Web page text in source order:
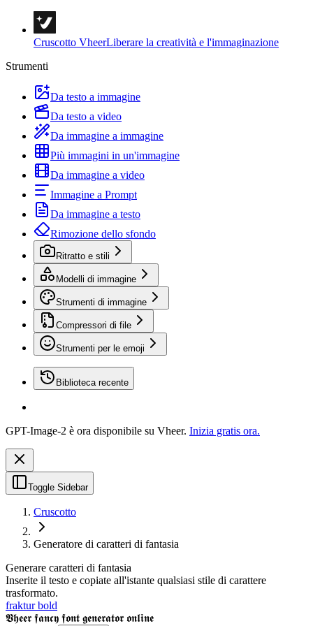
Cruscotto VheerLiberare la creatività e l'immaginazione
Strumenti
Da testo a immagine
Da testo a video
Da immagine a immagine
Più immagini in un'immagine
Da immagine a video
Immagine a Prompt
Da immagine a testo
Rimozione dello sfondo
Ritratto e stili
Modelli di immagine
Strumenti di immagine
Compressori di file
Strumenti per le emoji
Biblioteca recente
GPT-Image-2 è ora disponibile su Vheer. Inizia gratis ora.
Toggle Sidebar
Cruscotto
Generatore di caratteri di fantasia
Generare caratteri di fantasia
Inserite il testo e copiate all'istante qualsiasi stile di carattere
trasformato.
fraktur bold
𝖁𝖍𝖊𝖊𝖗 𝖋𝖆𝖓𝖈𝖞 𝖋𝖔𝖓𝖙 𝖌𝖊𝖓𝖊𝖗𝖆𝖙𝖔𝖗 𝖔𝖓𝖑𝖎𝖓𝖊